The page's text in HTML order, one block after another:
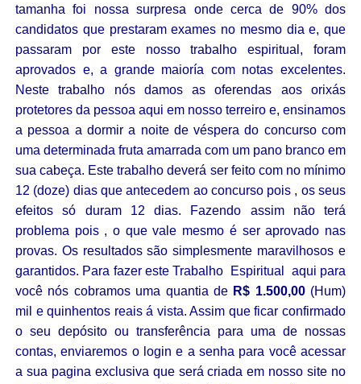
tamanha foi nossa surpresa onde cerca de 90% dos
candidatos que prestaram exames no mesmo dia e, que
passaram por este nosso trabalho espiritual, foram
aprovados e, a grande maioría com notas excelentes.
Neste trabalho nós damos as oferendas aos orixás
protetores da pessoa aqui em nosso terreiro e, ensinamos
a pessoa a dormir a noite de véspera do concurso com
uma determinada fruta amarrada com um pano branco em
sua cabeça. Este trabalho deverá ser feito com no mínimo
12 (doze) dias que antecedem ao concurso pois , os seus
efeitos só duram 12 dias. Fazendo assim não terá
problema pois , o que vale mesmo é ser aprovado nas
provas. Os resultados são simplesmente maravilhosos e
garantidos. Para fazer este Trabalho Espiritual aqui para
você nós cobramos uma quantia de R$ 1.500,00(Hum)
mil e quinhentos reais á vista. Assim que ficar confirmado
o seu depósito ou transferência para uma de nossas
contas, enviaremos o login e a senha para você acessar
a sua pagina exclusiva que será criada em nosso site no